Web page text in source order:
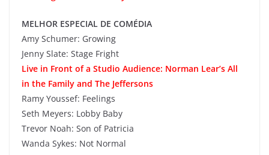
MELHOR ESPECIAL DE COMÉDIA
Amy Schumer: Growing
Jenny Slate: Stage Fright
Live in Front of a Studio Audience: Norman Lear’s All
in the Family and The Jeffersons
Ramy Youssef: Feelings
Seth Meyers: Lobby Baby
Trevor Noah: Son of Patricia
Wanda Sykes: Not Normal